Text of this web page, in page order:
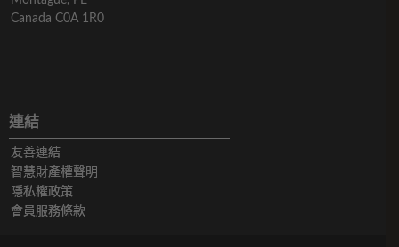
Canada C0A 1R0
連結
友善連結
智慧財產權聲明
隱私權政策
會員服務條款